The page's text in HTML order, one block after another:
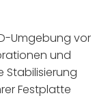
Umgebung vor
und
Stabilisierung
Festplatte